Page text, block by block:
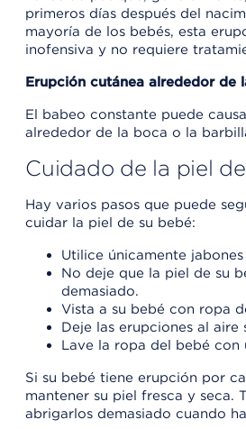
primeros días después del
mayoría de los bebés, esta
inofensiva y no requiere
Erupción cutánea alrededor de
El babeo constante puede
alrededor de la boca o la
Cuidado de la piel
Hay varios pasos que puede
cuidar la piel de su bebé:
Utilice únicamente jabones
No deje que la piel de su
demasiado.
Vista a su bebé con ropa
Deje las erupciones al aire
Lave la ropa del bebé con
Si su bebé tiene erupción por
mantener su piel fresca y seca.
abrigarlos demasiado cuando